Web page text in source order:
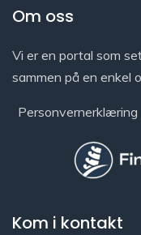
Om oss
Vi er en portal som
sammen på en enkel
Personvernerklæring
Kom i kontakt